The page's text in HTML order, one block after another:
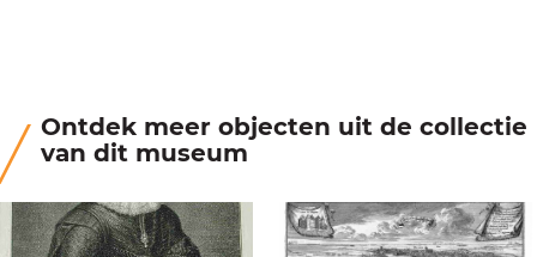
Ontdek meer objecten uit de collectie
van dit museum